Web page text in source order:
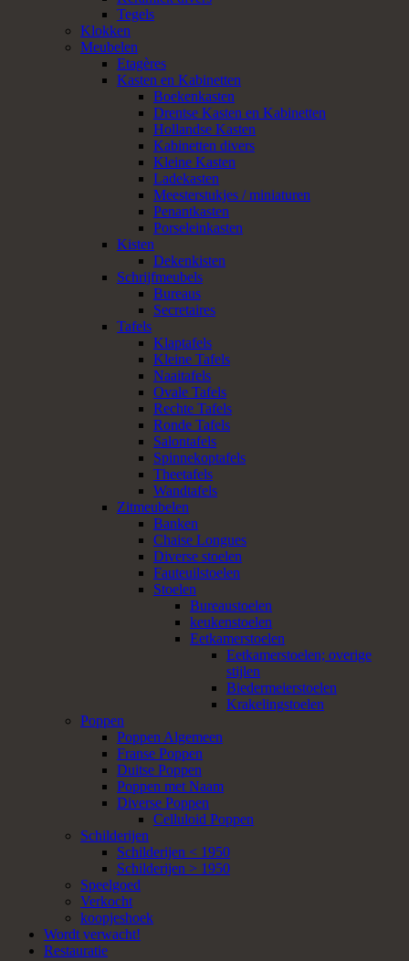
Tegels
Klokken
Meubelen
Etagères
Kasten en Kabinetten
Boekenkasten
Drentse Kasten en Kabinetten
Hollandse Kasten
Kabinetten divers
Kleine Kasten
Ladekasten
Meesterstukjes / miniaturen
Penantkasten
Porseleinkasten
Kisten
Dekenkisten
Schrijfmeubels
Bureaus
Secretaires
Tafels
Klaptafels
Kleine Tafels
Naaitafels
Ovale Tafels
Rechte Tafels
Ronde Tafels
Salontafels
Spinnekoptafels
Theetafels
Wandtafels
Zitmeubelen
Banken
Chaise Longues
Diverse stoelen
Fauteuilstoelen
Stoelen
Bureaustoelen
keukenstoelen
Eetkamerstoelen
Eetkamerstoelen; overige
stijlen
Biedermeierstoelen
Krakelingstoelen
Poppen
Poppen Algemeen
Franse Poppen
Duitse Poppen
Poppen met Naam
Diverse Poppen
Celluloid Poppen
Schilderijen
Schilderijen < 1950
Schilderijen > 1950
Speelgoed
Verkocht
koopjeshoek
Wordt verwacht!
Restauratie